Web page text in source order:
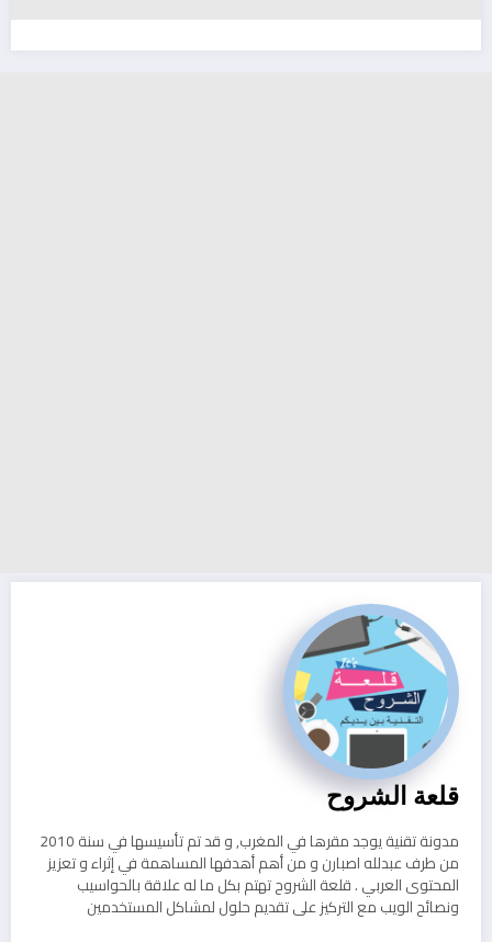
قلعة الشروح
مدونة تقنية يوجد مقرها في المغرب, و قد تم تأسيسها في سنة 2010
من طرف عبدلله اصبارن و من أهم أهدفها المساهمة في إثراء و تعزيز
المحتوى العربي . قلعة الشروح تهتم بكل ما له علاقة بالحواسيب
ونصائح الويب مع التركيز على تقديم حلول لمشاكل المستخدمين